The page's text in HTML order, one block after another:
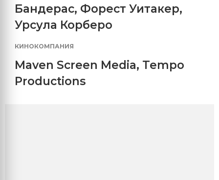
Бандерас, Форест Уитакер,
Урсула Корберо
КИНОКОМПАНИЯ
Maven Screen Media, Tempo
Productions